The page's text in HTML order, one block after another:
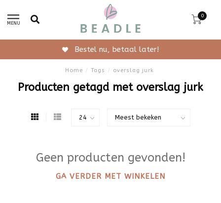
MENU
0
Bestel nu, betaal later!
Home / Tags / overslag jurk
Producten getagd met overslag jurk
Geen producten gevonden!
GA VERDER MET WINKELEN